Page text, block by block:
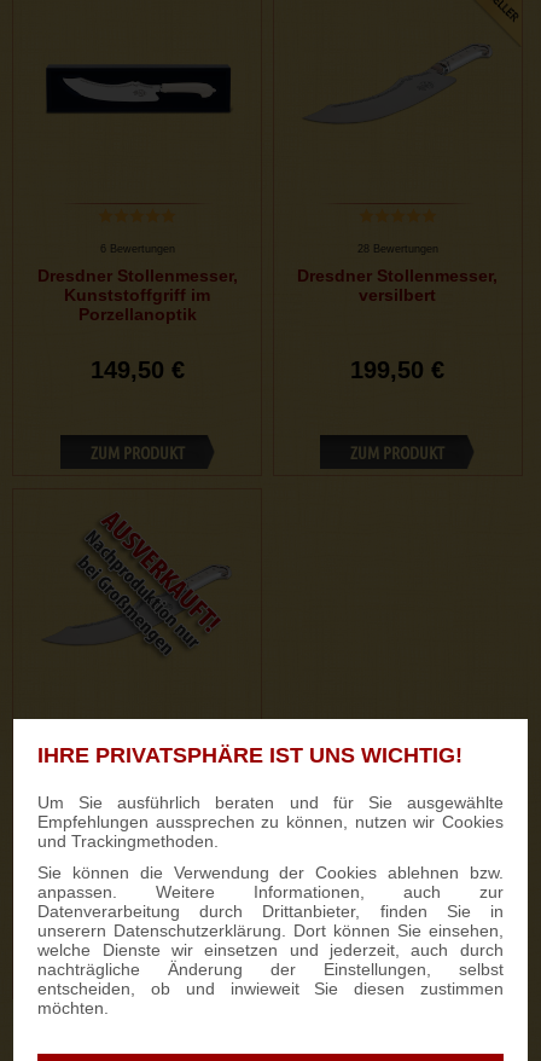
IHRE PRIVATSPHÄRE IST UNS WICHTIG!
Um Sie ausführlich beraten und für Sie ausgewählte
Empfehlungen aussprechen zu können, nutzen wir Cookies
und Trackingmethoden.
Sie können die Verwendung der Cookies ablehnen bzw.
anpassen. Weitere Informationen, auch zur
Datenverarbeitung durch Drittanbieter, finden Sie in
unserern Datenschutzerklärung. Dort können Sie einsehen,
welche Dienste wir einsetzen und jederzeit, auch durch
nachträgliche Änderung der Einstellungen, selbst
entscheiden, ob und inwieweit Sie diesen zustimmen
möchten.
6 Bewertungen
Dresdner Stollenmesser,
Kunststoffgriff im
Porzellanoptik
149,50 €
ZUM PRODUKT
28 Bewertungen
Dresdner Stollenmesser,
versilbert
199,50 €
ZUM PRODUKT
Dresdner Stollenmesser,
Echtsilber
399,50 €
Nicht auf Lager